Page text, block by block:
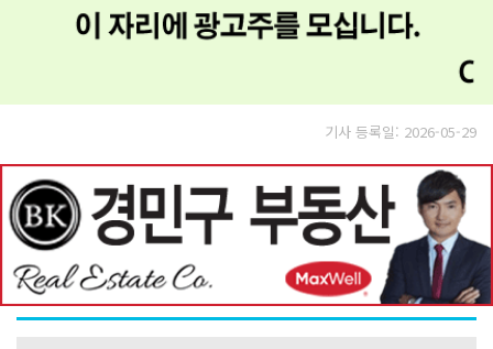
기사 등록일: 2026-05-29